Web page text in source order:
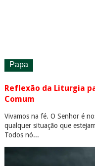
Papa
Reflexão da Liturgia
Comum
Vivamos na fé. O Senhor é
qualquer situação que
Todos nó...